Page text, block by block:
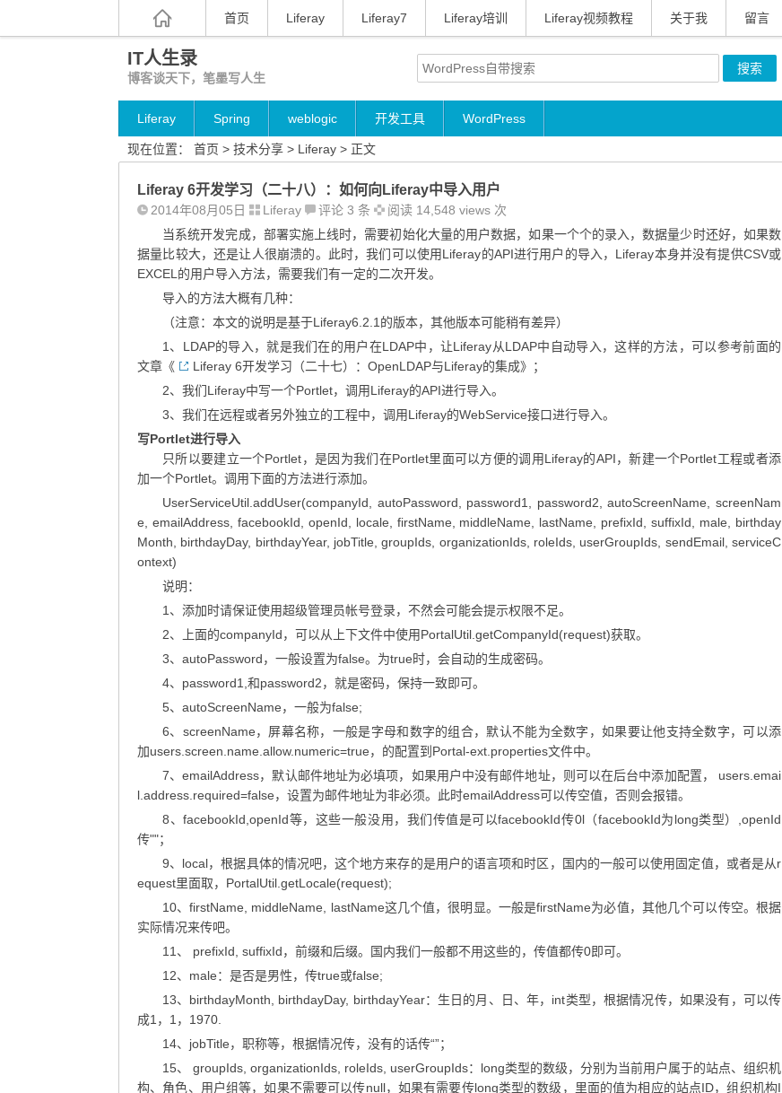
首页 Liferay Liferay7 Liferay培训 Liferay视频教程 关于我 留言
IT人生录
博客谈天下，笔墨写人生
Liferay Spring weblogic 开发工具 WordPress
现在位置： 首页 > 技术分享 > Liferay > 正文
Liferay 6开发学习（二十八）：如何向Liferay中导入用户
2014年08月05日 Liferay 评论 3 条
阅读 14,548 views 次
当系统开发完成，部署实施上线时，需要初始化大量的用户数据，如果一个个的录入，数据量少时还好，如果数
据量比较大，还是让人很崩溃的。此时，我们可以使用Liferay的API进行用户的导入，Liferay本身并没有提供CSV或
EXCEL的用户导入方法，需要我们有一定的二次开发。
导入的方法大概有几种：
（注意：本文的说明是基于Liferay6.2.1的版本，其他版本可能稍有差异）
1、LDAP的导入，就是我们在的用户在LDAP中，让Liferay从LDAP中自动导入，这样的方法，可以参考前面的
文章《
Liferay 6开发学习（二十七）：OpenLDAP与Liferay的集成》；
2、我们Liferay中写一个Portlet，调用Liferay的API进行导入。
3、我们在远程或者另外独立的工程中，调用Liferay的WebService接口进行导入。
写Portlet进行导入
只所以要建立一个Portlet，是因为我们在Portlet里面可以方便的调用Liferay的API，新建一个Portlet工程或者添
加一个Portlet。调用下面的方法进行添加。
UserServiceUtil.addUser(companyId, autoPassword, password1, password2, autoScreenName, screenNam
e, emailAddress, facebookId, openId, locale, firstName, middleName, lastName, prefixId, suffixId, male, birthday
Month, birthdayDay, birthdayYear, jobTitle, groupIds, organizationIds, roleIds, userGroupIds, sendEmail, serviceC
ontext)
说明：
1、添加时请保证使用超级管理员帐号登录，不然会可能会提示权限不足。
2、上面的companyId，可以从上下文件中使用PortalUtil.getCompanyId(request)获取。
3、autoPassword，一般设置为false。为true时，会自动的生成密码。
4、password1,和password2，就是密码，保持一致即可。
5、autoScreenName，一般为false;
6、screenName，屏幕名称，一般是字母和数字的组合，默认不能为全数字，如果要让他支持全数字，可以添
加users.screen.name.allow.numeric=true，的配置到Portal-ext.properties文件中。
7、emailAddress，默认邮件地址为必填项，如果用户中没有邮件地址，则可以在后台中添加配置， users.emai
l.address.required=false，设置为邮件地址为非必须。此时emailAddress可以传空值，否则会报错。
8、facebookId,openId等，这些一般没用，我们传值是可以facebookId传0l（facebookId为long类型）,openId
传""；
9、local，根据具体的情况吧，这个地方来存的是用户的语言项和时区，国内的一般可以使用固定值，或者是从r
equest里面取，PortalUtil.getLocale(request);
10、firstName, middleName, lastName这几个值，很明显。一般是firstName为必值，其他几个可以传空。根据
实际情况来传吧。
11、 prefixId, suffixId，前缀和后缀。国内我们一般都不用这些的，传值都传0即可。
12、male：是否是男性，传true或false;
13、birthdayMonth, birthdayDay, birthdayYear：生日的月、日、年，int类型，根据情况传，如果没有，可以传
成1，1，1970.
14、jobTitle，职称等，根据情况传，没有的话传“”；
15、 groupIds, organizationIds, roleIds, userGroupIds：long类型的数级，分别为当前用户属于的站点、组织机
构、角色、用户组等，如果不需要可以传null，如果有需要传long类型的数级，里面的值为相应的站点ID，组织机构I